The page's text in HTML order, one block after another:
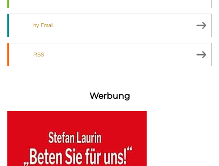
by Email
RSS
Werbung